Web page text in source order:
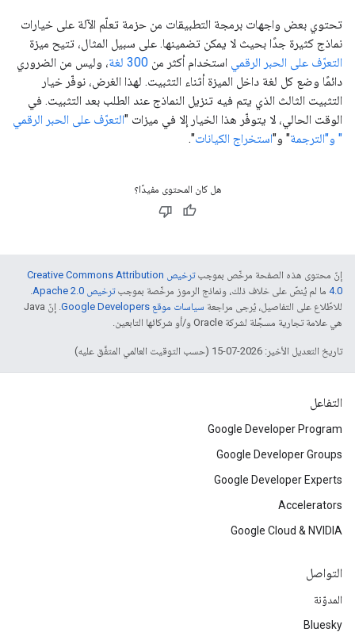
تحتوي بعض واجهات برمجة التطبيقات من حزمة تعلّم الآلة على خيارات
نماذج كثيرة جدًا بحيث لا يمكن تضمينها. على سبيل المثال، تتيح ميزة
التعرّف على الحبر الرقمي استخدام أكثر من 300 لغة
، وليس من الضروري
دائمًا وضع كل لغة داخل الميزة أثناء التثبيت. لهذا الغرض، نوفّر خيار
التثبيت الثالث الذي يتم فيه تنزيل النماذج عند الطلب بعد التثبيت. في
الوقت الحالي، لا يتوفّر هذا الخيار إلا في ميزات "التعرّف على الحبر الرقمي
" و"الترجمة" و"استخراج الكيانات".
هل كان المحتوى مفيدًا؟
إنّ محتوى هذه الصفحة مرخّص بموجب
ترخيص Creative Commons Attribution
4.0‏ ما لم يُنصّ على خلاف ذلك، ونماذج الرموز مرخّصة بموجبترخيص Apache 2.0‏
.
للاطّلاع على التفاصيل، يُرجى مراجعة سياسات موقع Google Developers‏
. إنّ Java
هي علامة تجارية مسجَّلة لشركة Oracle و/أو شركائها التابعين.
تاريخ التعديل الأخير: 2026-07-15 (حسب التوقيت العالمي المتفَّق عليه)
التفاعل
Google Developer Program
Google Developer Groups
Google Developer Experts
Accelerators
Google Cloud & NVIDIA
التواصل
المدوّنة
Bluesky